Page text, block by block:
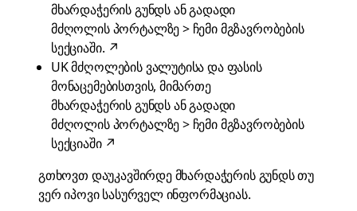
მხარდაჭერის გუნდსან გადადი
მძღოლის პორტალზე > ჩემი მგზავრობების
სექციაში. ↗
UK მძღოლების ვალუტისა და ფასის
მონაცემებისთვის, მიმართე
მხარდაჭერის გუნდსან გადადი
მძღოლის პორტალზე > ჩემი მგზავრობების
სექციაში↗
გთხოვთ დაუკავშირდემხარდაჭერის გუნდსთუ
ვერ იპოვი სასურველ ინფორმაციას.